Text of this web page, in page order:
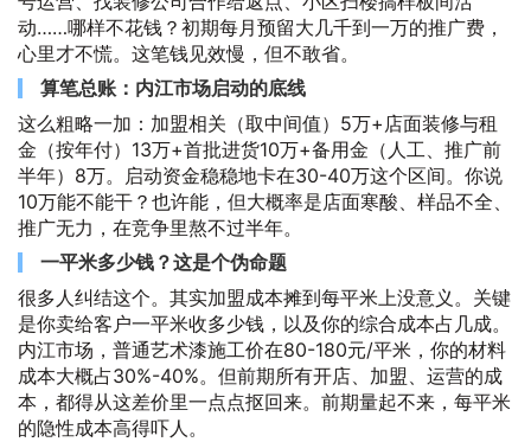
动……哪样不花钱？初期每月预留大几千到一万的推广费，
心里才不慌。这笔钱见效慢，但不敢省。
算笔总账：内江市场启动的底线
这么粗略一加：加盟相关（取中间值）5万+店面装修与租
金（按年付）13万+首批进货10万+备用金（人工、推广前
半年）8万。启动资金稳稳地卡在30-40万这个区间。你说
10万能不能干？也许能，但大概率是店面寒酸、样品不全、
推广无力，在竞争里熬不过半年。
一平米多少钱？这是个伪命题
很多人纠结这个。其实加盟成本摊到每平米上没意义。关键
是你卖给客户一平米收多少钱，以及你的综合成本占几成。
内江市场，普通艺术漆施工价在80-180元/平米，你的材料
成本大概占30%-40%。但前期所有开店、加盟、运营的成
本，都得从这差价里一点点抠回来。前期量起不来，每平米
的隐性成本高得吓人。